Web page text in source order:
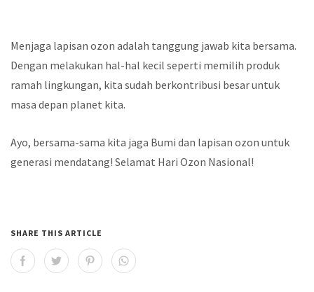
Menjaga lapisan ozon adalah tanggung jawab kita bersama.
Dengan melakukan hal-hal kecil seperti memilih produk
ramah lingkungan, kita sudah berkontribusi besar untuk
masa depan planet kita.
Ayo, bersama-sama kita jaga Bumi dan lapisan ozon untuk
generasi mendatang! Selamat Hari Ozon Nasional!
SHARE THIS ARTICLE